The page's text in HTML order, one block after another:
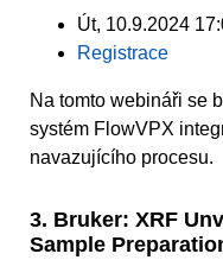
Út, 10.9.2024
Registrace
Na tomto webináři se
systém FlowVPX
navazujícího procesu.
3. Bruker: XRF
Sample